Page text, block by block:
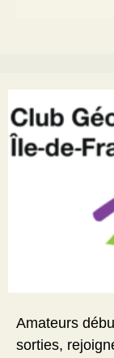
Amateurs
sorties,